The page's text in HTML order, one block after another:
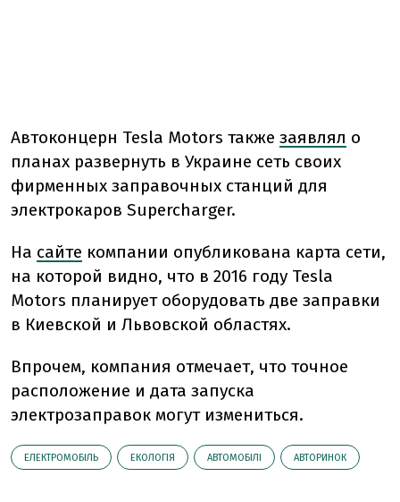
Автоконцерн Tesla Motors также заявлял о
планах развернуть в Украине сеть своих
фирменных заправочных станций для
электрокаров Supercharger.
На сайте компании опубликована карта сети,
на которой видно, что в 2016 году Tesla
Motors планирует оборудовать две заправки
в Киевской и Львовской областях.
Впрочем, компания отмечает, что точное
расположение и дата запуска
электрозаправок могут измениться.
ЕЛЕКТРОМОБІЛЬ ЕКОЛОГІЯ АВТОМОБІЛІ АВТОРИНОК